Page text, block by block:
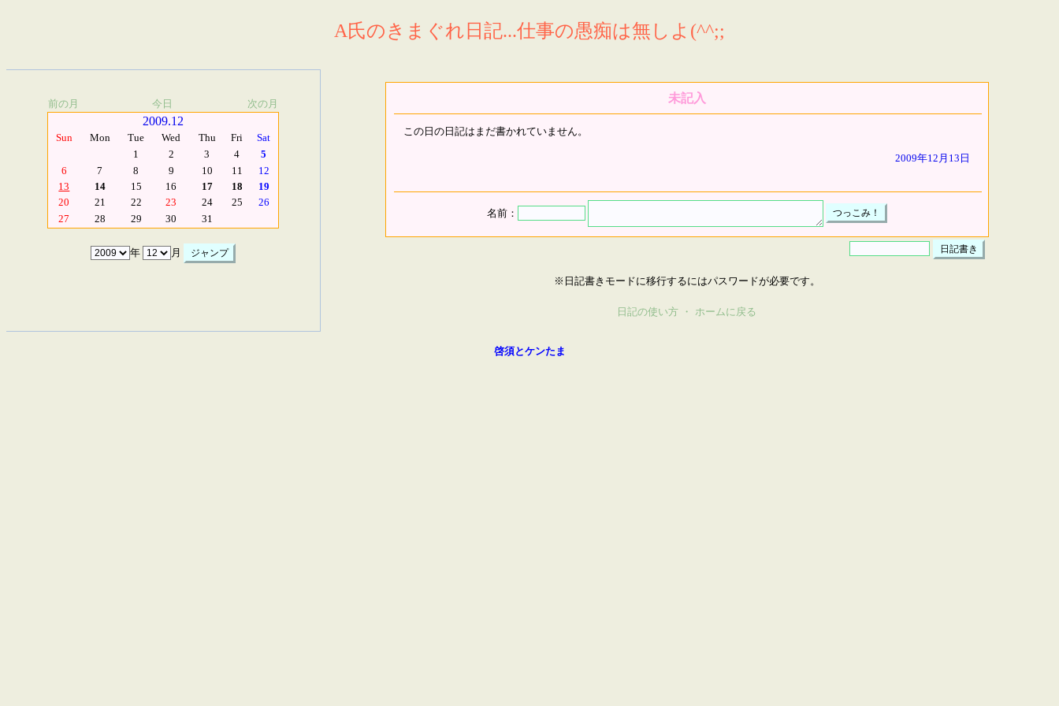
A氏のきまぐれ日記...仕事の愚痴は無しよ(^^;;
前の月 今日 次の月
2009.12
Sun Mon Tue Wed Thu Fri
Sat
1
2 3 4
5
6
7 8 9 10 11
12
13
14 15 16 17 18
19
20
21 22 23 24 25
26
27
28 29 30 31
年 月
未記入
この日の日記はまだ書かれていません。
2009年12月13日
名前：
※日記書きモードに移行するにはパスワードが必要です。
日記の使い方 ・ ホームに戻る
啓須とケンたま